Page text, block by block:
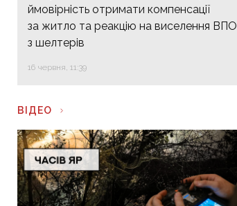
ймовірність отримати компенсації
за житло та реакцію на виселення ВПО
з шелтерів
16 червня, 11:39
ВІДЕО